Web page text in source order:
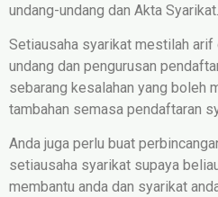
undang-undang dan Akta Syarikat.
Setiausaha syarikat mestilah
undang dan pengurusan
sebarang kesalahan yang boleh
tambahan semasa pendaftaran
Anda juga perlu buat
setiausaha syarikat supaya
membantu anda dan syarikat